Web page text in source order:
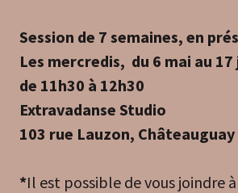
Session de 7 semaines, en
Les mercredis, du 6 mai au 17
de 11h30 à 12h30
Extravadanse Studio
103 rue Lauzon, Châteauguay
*Il est possible de vous joindre